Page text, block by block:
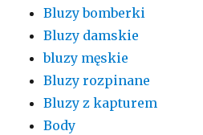
Bluzy bomberki
Bluzy damskie
bluzy męskie
Bluzy rozpinane
Bluzy z kapturem
Body